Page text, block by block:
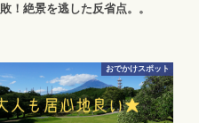
敗！絶景を逃した反省点。。
おでかけスポット